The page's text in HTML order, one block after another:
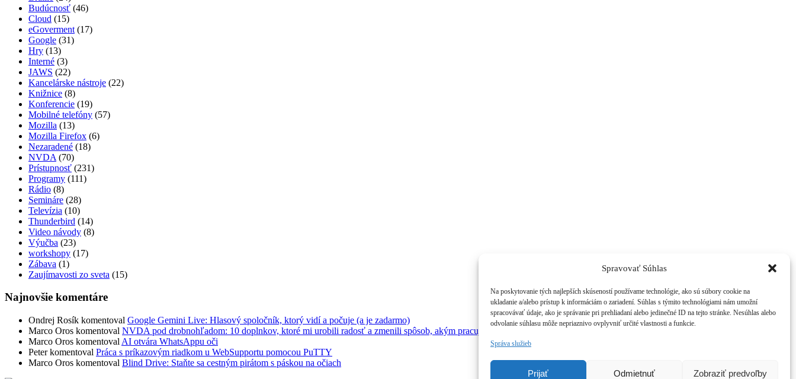
Spravovať Súhlas
Na poskytovanie tých najlepších skúseností používame technológie, ako sú súbory cookie na
ukladanie a/alebo prístup k informáciám o zariadení. Súhlas s týmito technológiami nám umožní
spracovávať údaje, ako je správanie pri prehliadaní alebo jedinečné ID na tejto stránke. Nesúhlas alebo
odvolanie súhlasu môže nepriaznivo ovplyvniť určité vlastnosti a funkcie.
Správa služieb
Prijať Odmietnuť Zobraziť predvoľby
Budúcnosť (46)
Cloud (15)
eGoverment (17)
Google (31)
Hry (13)
Interné (3)
JAWS (22)
Kancelárske nástroje (22)
Knižnice (8)
Konferencie (19)
Mobilné telefóny (57)
Mozilla (13)
Mozilla Firefox (6)
Nezaradené (18)
NVDA (70)
Prístupnosť (231)
Programy (111)
Rádio (8)
Semináre (28)
Televízia (10)
Thunderbird (14)
Video návody (8)
Výučba (23)
workshopy (17)
Zábava (1)
Zaujímavosti zo sveta (15)
Najnovšie komentáre
Ondrej Rosík komentoval Google Gemini Live: Hlasový spoločník, ktorý vidí a počuje (a je zadarmo)
Marco Oros komentoval NVDA pod drobnohľadom: 10 doplnkov, ktoré mi urobili radosť a zmenili spôsob, akým pracujem
Marco Oros komentoval AI otvára WhatsAppu oči
Peterkomentoval Práca s príkazovým riadkom u WebSupportu pomocou PuTTY
Marco Oros komentoval Blind Drive: Staňte sa cestným pirátom s páskou na očiach